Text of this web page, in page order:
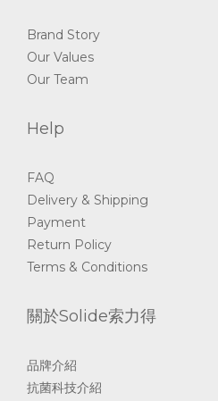
Brand Story
Our Values
Our Team
Help
FAQ
Delivery & Shipping
Payment
Return Policy
Terms & Conditions
關於Solide索力得
品牌介紹
抗菌科技介紹